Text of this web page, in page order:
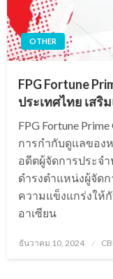
OTHER
FPG Fortune
ประเทศไทย เสริ
FPG Fortune
การกำกับดูแลของ
อดีตผู้จัดการประจ
ดำรงตำแหน่งผู้จัดก
ความแข็งแกร่งให้
อาเซียน
Posted
ธันวาคม 10, 2024